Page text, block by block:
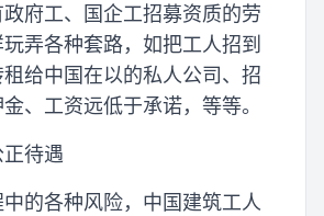
府工、国企工招募资质的劳
弄各种套路，如把工人招到
给中国在以的私人公司、招
、工资远低于承诺，等等。
待遇
的各种风险，中国建筑工人